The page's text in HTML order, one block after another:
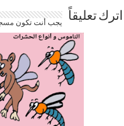
اترك تعليقاً يجب أنت تكون